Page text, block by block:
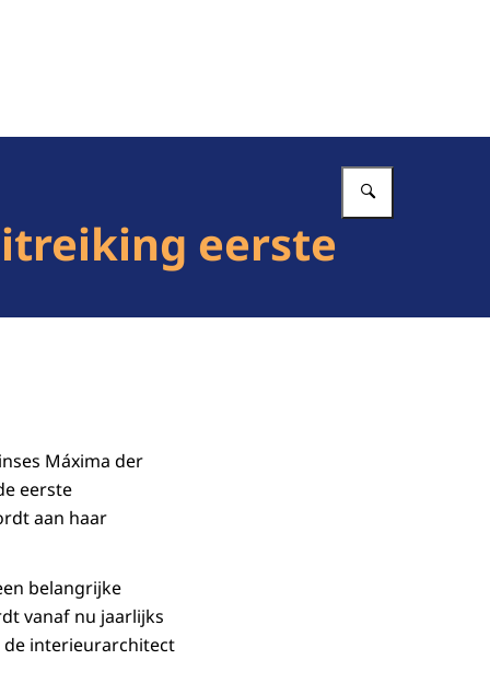
eerste
Máxima der
eerste
aan haar
belangrijke
vanaf nu jaarlijks
de interieurarchitect